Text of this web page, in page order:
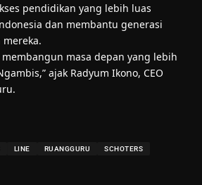
pendidikan yang lebih luas
dan membantu generasi
masa depan yang lebih
ajak Radyum Ikono, CEO
LINE RUANGGURU
SCHOTERS